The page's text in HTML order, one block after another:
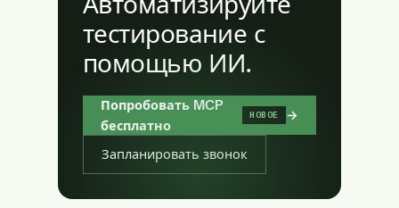
тестирование с
помощью ИИ.
Попробовать MCP
бесплатно
НОВОЕ →
Запланировать звонок